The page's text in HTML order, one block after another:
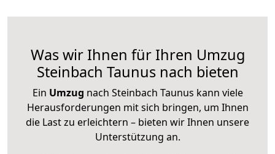
Was wir Ihnen für Ihren Umzug
Steinbach Taunus nach bieten
Ein Umzug nach Steinbach Taunus kann viele
Herausforderungen mit sich bringen, um Ihnen
die Last zu erleichtern – bieten wir Ihnen unsere
Unterstützung an.